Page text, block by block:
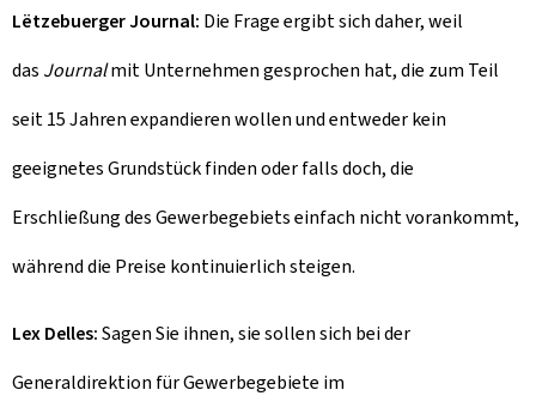
Lëtzebuerger Journal: Die Frage ergibt sich daher, weil
das Journalmit Unternehmen gesprochen hat, die zum Teil
seit 15 Jahren expandieren wollen und entweder kein
geeignetes Grundstück finden oder falls doch, die
Erschließung des Gewerbegebiets einfach nicht vorankommt,
während die Preise kontinuierlich steigen.
Lex Delles:Sagen Sie ihnen, sie sollen sich bei der
Generaldirektion für Gewerbegebiete im